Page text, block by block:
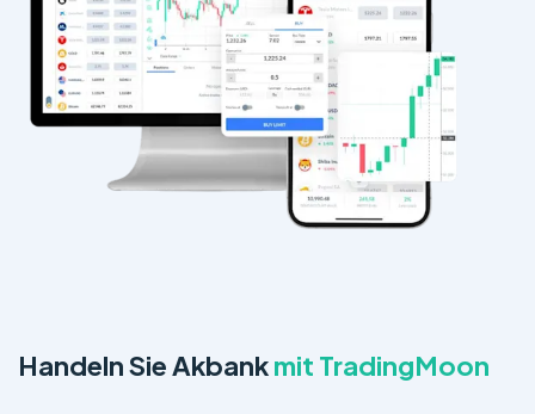
Handeln Sie Akbankmit TradingMoon